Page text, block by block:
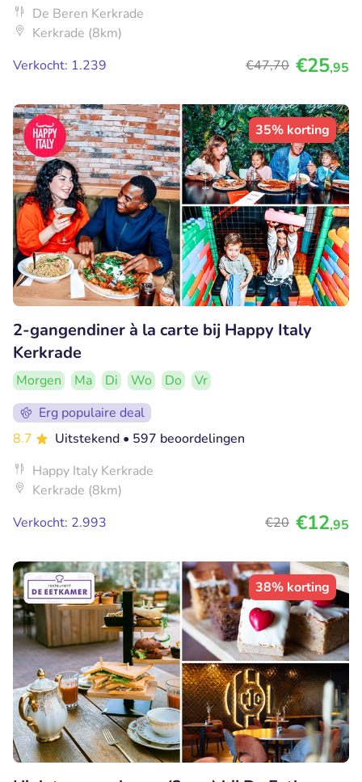
De Beren Kerkrade
Kerkrade (8km)
Verkocht: 1.239
€47,70 €25,95
35% korting
2-gangendiner à la carte bij Happy Italy
Kerkrade
Morgen Ma Di Wo Do
Vr
Erg populaire deal
8.7
Uitstekend • 597 beoordelingen
Happy Italy Kerkrade
Kerkrade (8km)
Verkocht: 2.993
€20 €12,95
38% korting